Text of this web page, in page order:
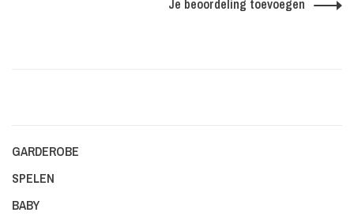
Je beoordeling toevoegen
GARDEROBE
SPELEN
BABY